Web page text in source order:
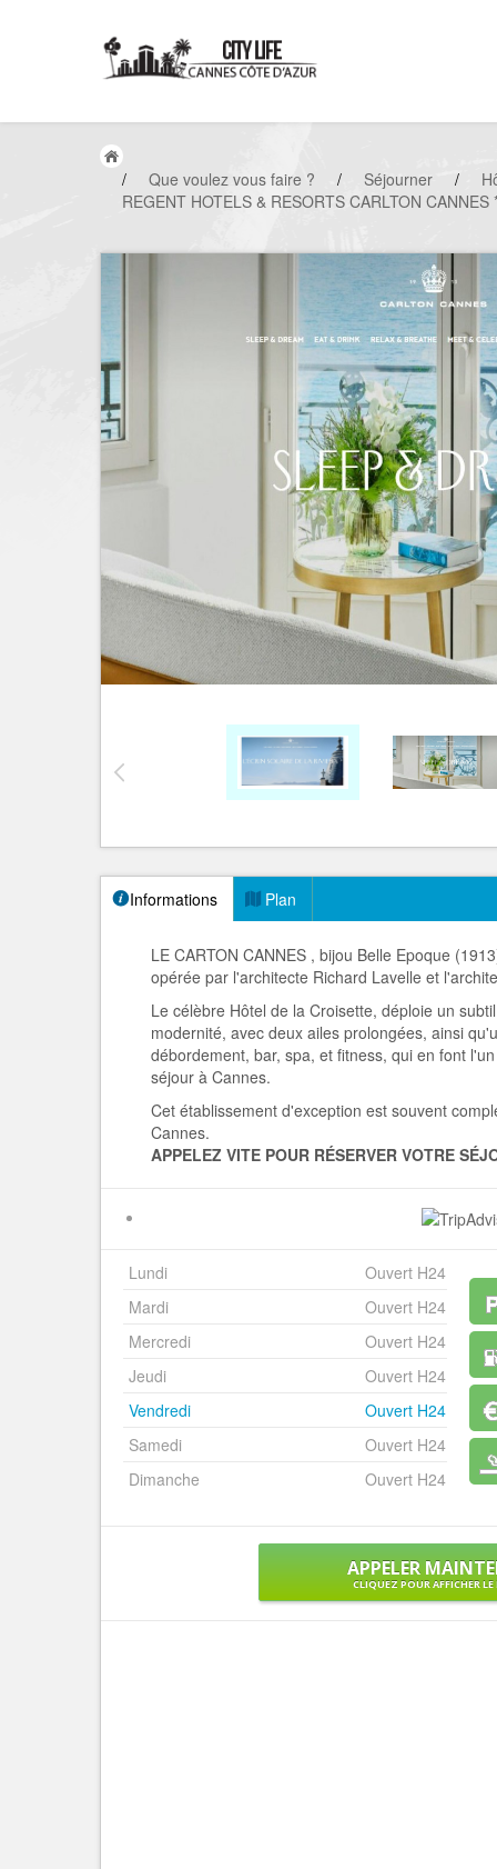
/ Que voulez vous faire ? / Séjourner /
REGENT HOTELS & RESORTS CARLTON
Informations Plan
LE CARTON CANNES , bijou Belle Epoque
opérée par l'architecte Richard Lavelle et
Le célèbre Hôtel de la Croisette, déploie un
modernité, avec deux ailes prolongées, ainsi
débordement, bar, spa, et fitness, qui en font
séjour à Cannes.
Cet établissement d'exception est souvent
Cannes.
APPELEZ VITE POUR RÉSERVER VOTRE SÉ
Lundi
Ouvert H24
Mardi
Ouvert H24
Mercredi
Ouvert H24
Jeudi
Ouvert H24
Vendredi
Ouvert H24
Samedi
Ouvert H24
Dimanche
Ouvert H24
APPELER
CLIQUEZ POUR AFFICHER